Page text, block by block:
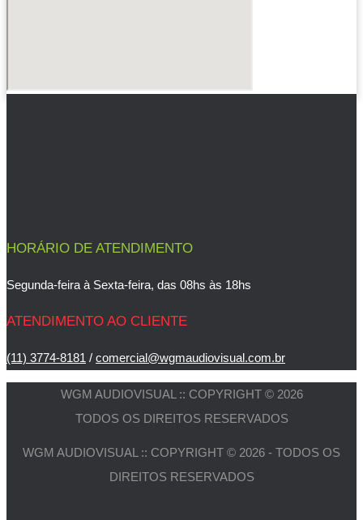
HORÁRIO DE ATENDIMENTO
Segunda-feira à Sexta-feira, das 08hs às 18hs
ATENDIMENTO AO CLIENTE
(11) 3774-8181 / comercial@wgmaudiovisual.com.br
WGM AUDIOVISUAL :: COPYRIGHT © 2026
TODOS OS DIREITOS RESERVADOS
WGM AUDIOVISUAL :: COPYRIGHT © 2026 - TODOS OS
DIREITOS RESERVADOS